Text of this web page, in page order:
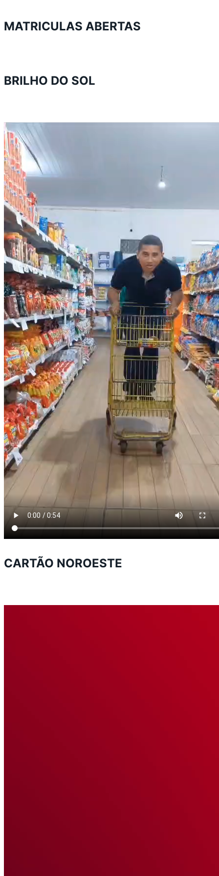
MATRICULAS ABERTAS
BRILHO DO SOL
CARTÃO NOROESTE